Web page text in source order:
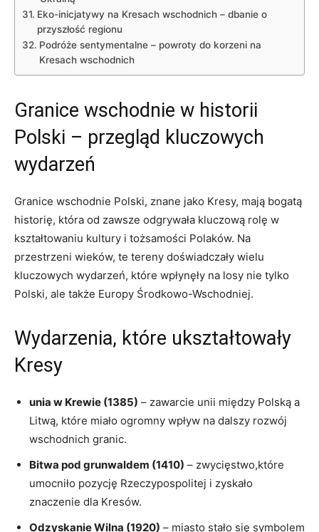
Eko-inicjatywy na Kresach wschodnich – dbanie o
przyszłość regionu
Podróże sentymentalne – powroty do korzeni na
Kresach wschodnich
Granice wschodnie w historii
Polski – przegląd kluczowych
wydarzeń
Granice wschodnie Polski, znane jako Kresy, mają bogatą
historię, która od zawsze odgrywała kluczową rolę w
kształtowaniu kultury i tożsamości Polaków. Na
przestrzeni wieków, te tereny doświadczały wielu
kluczowych wydarzeń, które wpłynęły na losy nie tylko
Polski, ale także Europy Środkowo-Wschodniej.
Wydarzenia, które ukształtowały
Kresy
unia w Krewie (1385) – zawarcie unii między Polską a
Litwą, które miało ogromny wpływ na dalszy rozwój
wschodnich granic.
Bitwa pod grunwaldem (1410) – zwycięstwo,które
umocniło pozycję Rzeczypospolitej i zyskało
znaczenie dla Kresów.
Odzyskanie Wilna (1920) – miasto stało się symbolem